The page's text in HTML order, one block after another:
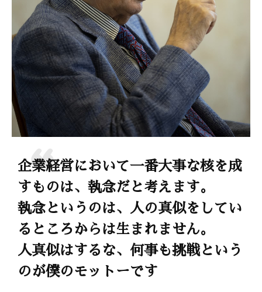
企業経営において一番大事な核を成
すものは、執念だと考えます。
執念というのは、人の真似をしてい
るところからは生まれません。
人真似はするな、何事も挑戦という
のが僕のモットーです